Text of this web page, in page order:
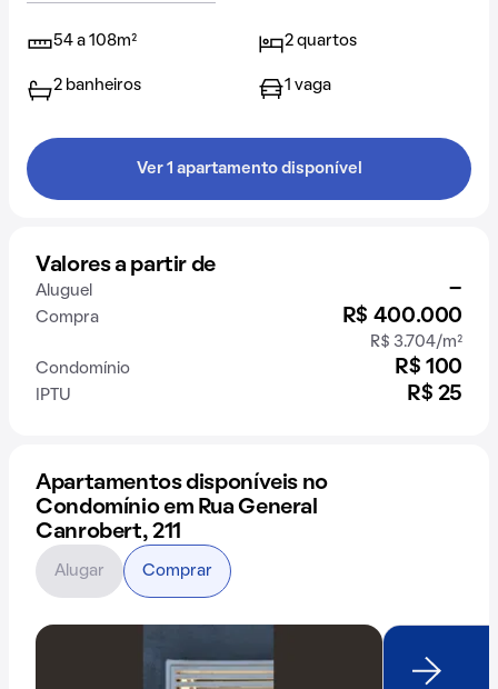
54 a 108m² 2 quartos
2 banheiros 1 vaga
Ver 1 apartamento disponível
Valores a partir de
Aluguel -
Compra R$ 400.000
R$ 3.704/m²
Condomínio
R$ 100
IPTU R$ 25
Apartamentos disponíveis no
Condomínio em Rua General
Canrobert, 211
Alugar Comprar